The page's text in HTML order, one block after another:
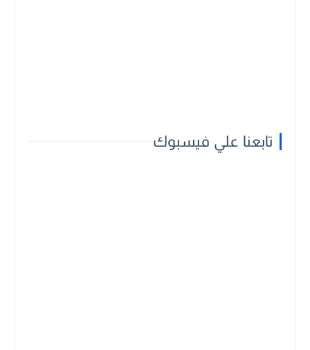
تابعنا علي فيسبوك